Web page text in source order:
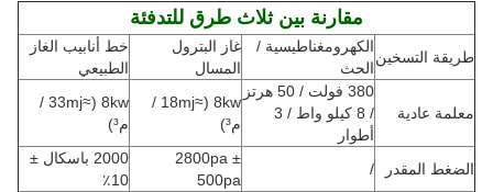
مقارنة بين ثلاث طرق للتدفئة
طريقة التسخين
الكهرومغناطيسية /
الحث
غاز البترول
المسال
خط أنابيب الغاز
الطبيعي
معلمة عادية
380 فولت / 50 هرتز
/ 8 كيلو واط / 3
أطوار
8kw (≈18mj /
م³)
8kw (≈33mj /
م³)
الضغط المقدر /
2800pa ±
500pa
2000 باسكال ±
10٪